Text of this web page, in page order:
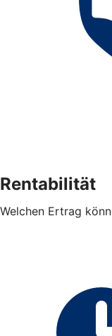
Rentabilität
Welchen Ertrag